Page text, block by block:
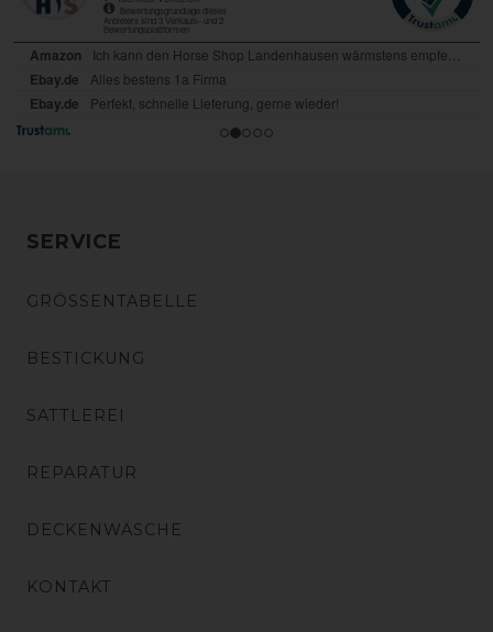
SERVICE
GRÖSSENTABELLE
BESTICKUNG
SATTLEREI
REPARATUR
DECKENWÄSCHE
KONTAKT